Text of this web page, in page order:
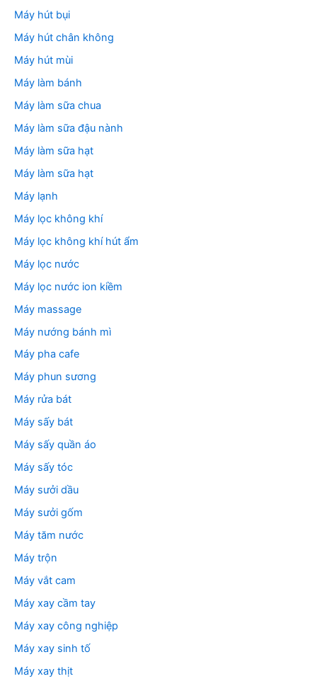
Máy hút bụi
Máy hút chân không
Máy hút mùi
Máy làm bánh
Máy làm sữa chua
Máy làm sữa đậu nành
Máy làm sữa hạt
Máy làm sữa hạt
Máy lạnh
Máy lọc không khí
Máy lọc không khí hút ẩm
Máy lọc nước
Máy lọc nước ion kiềm
Máy massage
Máy nướng bánh mì
Máy pha cafe
Máy phun sương
Máy rửa bát
Máy sấy bát
Máy sấy quần áo
Máy sấy tóc
Máy sưởi dầu
Máy sưởi gốm
Máy tăm nước
Máy trộn
Máy vắt cam
Máy xay cầm tay
Máy xay công nghiệp
Máy xay sinh tố
Máy xay thịt